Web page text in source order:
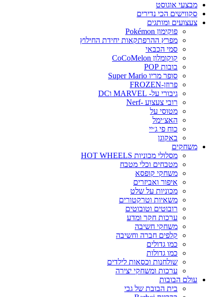
מבצעי אוגוסט
סקווישים הכי נדירים
צעצועים ומותגים
פוקימון Pokémon
מפרץ ההרפתקאות יחידת החילוץ
סמי הכבאי
קוקומלון CoCoMelon
בובות POP
סופר מריו Super Mario
פרוזן-FROZEN
גיבורי על- MARVEL וDC
רובי צעצוע -Nerf
מטוסי על
האצ׳ימל
כוח פי ג׳יי
באקוגן
משחקים
מסלולי מכוניות HOT WHEELS
מטבחים וכלי מטבח
משחקי קופסא
איפור ואביזרים
מכוניות על שלט
משאיות וטרקטורים
רובוטים וטובוטים
ערכות חקר ומדע
משחקי חשיבה
קלפים חברה וחשיבה
כמו גדולים
כמו גדולות
שולחנות וכסאות לילדים
ערכות ומשחקי יצירה
עולם הבובות
בית הבובת של גבי